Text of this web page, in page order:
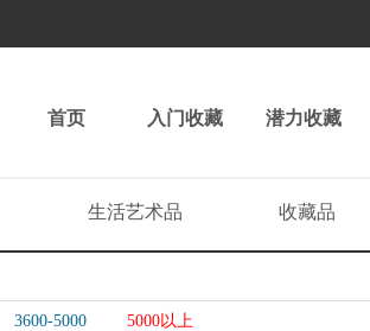
首页 入门收藏 潜力收藏
生活艺术品 收藏品
3600-5000 5000以上